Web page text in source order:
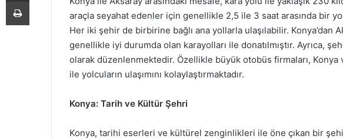
araçla seyahat edenler için genellikle 2,5 ile 3 saat arasında bir
Her iki şehir de birbirine bağlı ana yollarla ulaşılabilir. Konya’dan
genellikle iyi durumda olan karayolları ile donatılmıştır. Ayrıca,
olarak düzenlenmektedir. Özellikle büyük otobüs firmaları, Konya
ile yolcuların ulaşımını kolaylaştırmaktadır.
Konya: Tarih ve Kültür Şehri
Konya, tarihi eserleri ve kültürel zenginlikleri ile öne çıkan bir